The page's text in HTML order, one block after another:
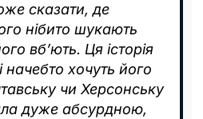
сказати, де
нібито шукають
вб’ють. Ця історія
начебто хочуть його
чи Херсонську
дуже абсурдною,